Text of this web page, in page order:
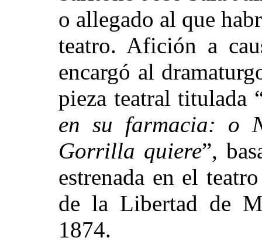
o allegado al que
teatro. Afición a
encargó al
pieza teatral titulada
en su farmacia: o
Gorrilla quiere”,
estrenada en el
de la Libertad de
1874.